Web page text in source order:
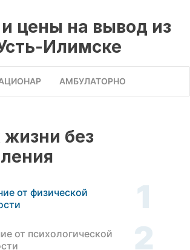
цены на вывод из
Илимске
АМБУЛАТОРНО
жизни без
от физической
1
от психологической
2